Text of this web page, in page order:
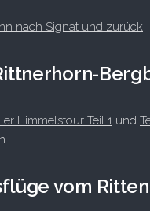
nach Signat und zurück
Himmelstour Teil 1 und
vom Ritten